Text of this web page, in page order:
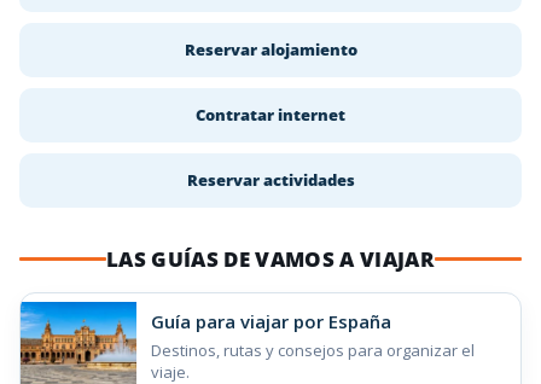
Reservar alojamiento
Contratar internet
Reservar actividades
LAS GUÍAS DE VAMOS A VIAJAR
Guía para viajar por España
Destinos, rutas y consejos para organizar el
viaje.